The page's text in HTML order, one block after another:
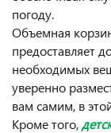
погоду.
Объемная
предоставляет
необходимых
уверенно
вам самим, в
Кроме того,